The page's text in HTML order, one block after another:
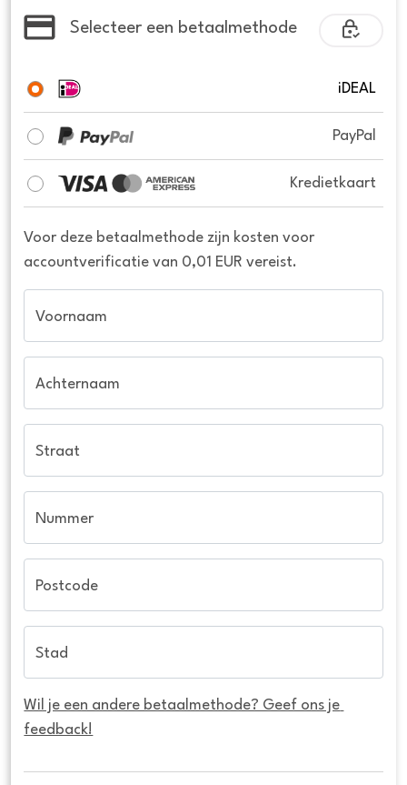
Selecteer een betaalmethode
iDEAL
PayPal
Kredietkaart
Voor deze betaalmethode zijn kosten voor
accountverificatie van 0,01 EUR vereist.
Voornaam
Achternaam
Straat
Nummer
Postcode
Stad
Wil je een andere betaalmethode? Geef ons je
feedback!